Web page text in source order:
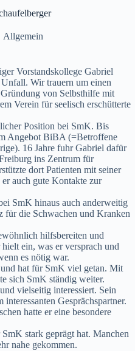
Allgemein
Vorstandskollege Gabriel
Wir trauern um einen
von Selbsthilfe mit
Verein für seelisch erschütterte
Position bei SmK. Bis
Angebot BiBA (=Betroffene
16 Jahre fuhr Gabriel dafür
ins Zentrum für
dort Patienten mit seiner
auch gute Kontakte zur
SmK hinaus auch anderweitig
für die Schwachen und Kranken
hilfsbereiten und
ein, was er versprach und
es nötig war.
hat für SmK viel getan. Mit
sich SmK ständig weiter.
vielseitig interessiert. Sein
Gesprächspartner.
hatte er eine besondere
stark geprägt hat. Manchen
nahe gekommen.